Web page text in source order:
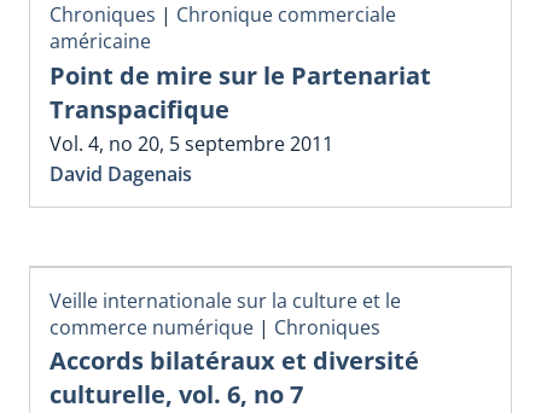
Chroniques | Chronique commerciale
américaine
Point de mire sur le Partenariat
Transpacifique
Vol. 4, no 20, 5 septembre 2011
David Dagenais
Veille internationale sur la culture et le
commerce numérique | Chroniques
Accords bilatéraux et diversité
culturelle, vol. 6, no 7